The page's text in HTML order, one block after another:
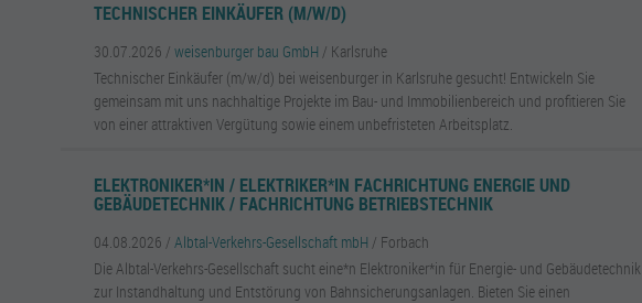
TECHNISCHER EINKÄUFER (M/W/D)
30.07.2026 /weisenburger bau GmbH / Karlsruhe
Technischer Einkäufer (m/w/d) bei weisenburger in Karlsruhe gesucht! Entwickeln Sie
gemeinsam mit uns nachhaltige Projekte im Bau- und Immobilienbereich und profitieren Sie
von einer attraktiven Vergütung sowie einem unbefristeten Arbeitsplatz.
ELEKTRONIKER*IN / ELEKTRIKER*IN FACHRICHTUNG ENERGIE UND
GEBÄUDETECHNIK / FACHRICHTUNG BETRIEBSTECHNIK
04.08.2026 /Albtal-Verkehrs-Gesellschaft mbH / Forbach
Die Albtal-Verkehrs-Gesellschaft sucht eine*n Elektroniker*in für Energie- und Gebäudetechnik
zur Instandhaltung und Entstörung von Bahnsicherungsanlagen. Bieten Sie einen